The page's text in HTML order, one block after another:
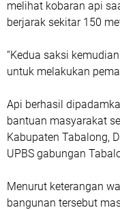
melihat kobaran api
berjarak sekitar 150
“Kedua saksi
untuk melakukan
Api berhasil
bantuan masyarakat
Kabupaten Tabalong,
UPBS gabungan
Menurut keterangan
bangunan tersebut